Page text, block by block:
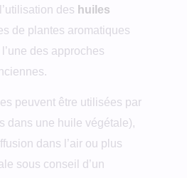
des huiles
de plantes aromatiques
des approches
peuvent être utilisées par
dans une huile végétale),
dans l’air ou plus
sous conseil d’un